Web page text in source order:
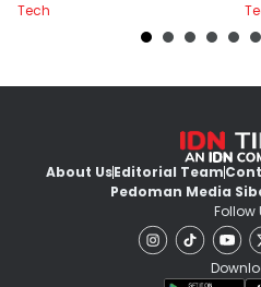
Tech
About UsEditorial Team
Pedoman Media
Follow